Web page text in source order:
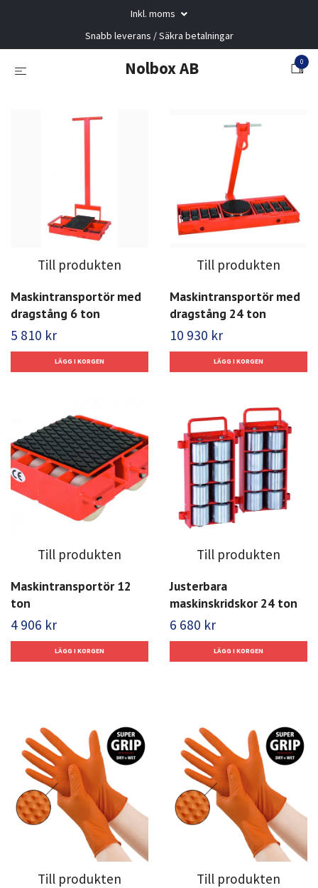
Inkl. moms
Snabb leverans / Säkra betalningar
Nolbox AB 0
Till produkten
Maskintransportör med
dragstång 6 ton
5 810 kr
Till produkten
Maskintransportör med
dragstång 24 ton
10 930 kr
Till produkten
Maskintransportör 12
ton
4 906 kr
Till produkten
Justerbara
maskinskridskor 24 ton
6 680 kr
Till produkten Till produkten